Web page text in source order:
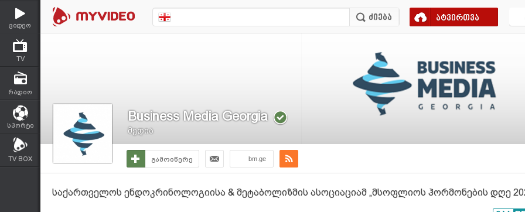
ვიდეო
TV
რადიო
სპორტი
TV BOX
ატვირთვა
Business Media Georgia
მედია
გამოიწერე bm.ge
საქართველოს ენდოკრინოლოგიისა & მეტაბოლიზმის ასოციაციამ „მსოფლიოს ჰორმონების დღე